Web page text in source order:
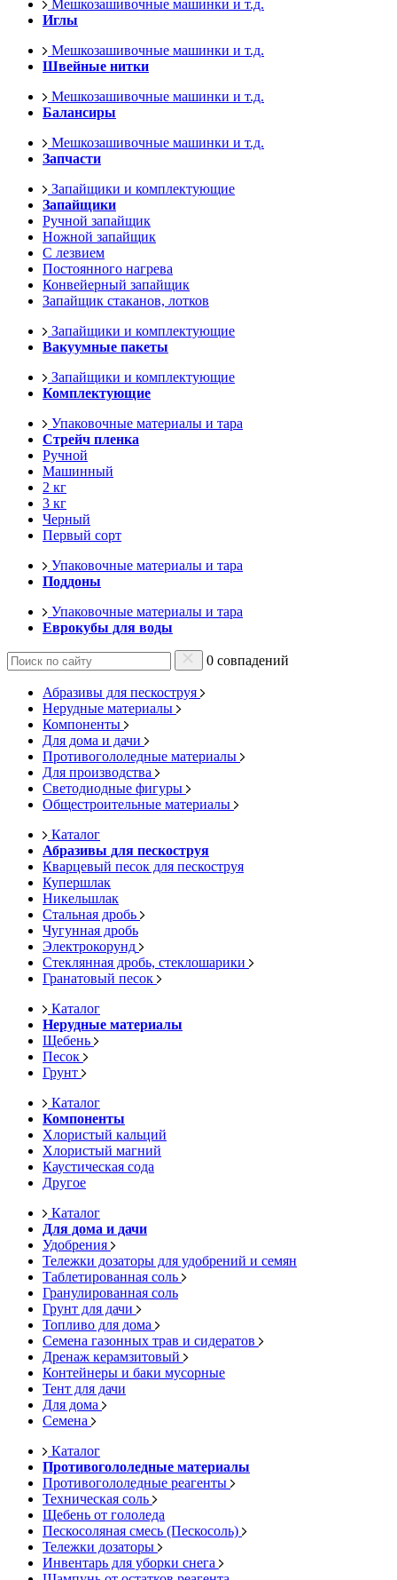
Мешкозашивочные машинки и т.д.
Иглы
Мешкозашивочные машинки и т.д.
Швейные нитки
Мешкозашивочные машинки и т.д.
Балансиры
Мешкозашивочные машинки и т.д.
Запчасти
Запайщики и комплектующие
Запайщики
Ручной запайщик
Ножной запайщик
С лезвием
Постоянного нагрева
Конвейерный запайщик
Запайщик стаканов, лотков
Запайщики и комплектующие
Вакуумные пакеты
Запайщики и комплектующие
Комплектующие
Упаковочные материалы и тара
Стрейч пленка
Ручной
Машинный
2 кг
3 кг
Черный
Первый сорт
Упаковочные материалы и тара
Поддоны
Упаковочные материалы и тара
Еврокубы для воды
0 совпадений
Абразивы для пескоструя
Нерудные материалы
Компоненты
Для дома и дачи
Противогололедные материалы
Для производства
Светодиодные фигуры
Общестроительные материалы
Каталог
Абразивы для пескоструя
Кварцевый песок для пескоструя
Купершлак
Никельшлак
Стальная дробь
Чугунная дробь
Электрокорунд
Стеклянная дробь, стеклошарики
Гранатовый песок
Каталог
Нерудные материалы
Щебень
Песок
Грунт
Каталог
Компоненты
Хлористый кальций
Хлористый магний
Каустическая сода
Другое
Каталог
Для дома и дачи
Удобрения
Тележки дозаторы для удобрений и семян
Таблетированная соль
Гранулированная соль
Грунт для дачи
Топливо для дома
Семена газонных трав и сидератов
Дренаж керамзитовый
Контейнеры и баки мусорные
Тент для дачи
Для дома
Семена
Каталог
Противогололедные материалы
Противогололедные реагенты
Техническая соль
Щебень от гололеда
Пескосоляная смесь (Пескосоль)
Тележки дозаторы
Инвентарь для уборки снега